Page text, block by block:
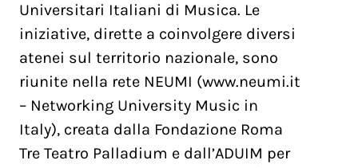
Universitari Italiani di Musica. Le
iniziative, dirette a coinvolgere diversi
atenei sul territorio nazionale, sono
riunite nella rete NEUMI (www.neumi.it
– Networking University Music in
Italy), creata dalla Fondazione Roma
Tre Teatro Palladium e dall’ADUIM per